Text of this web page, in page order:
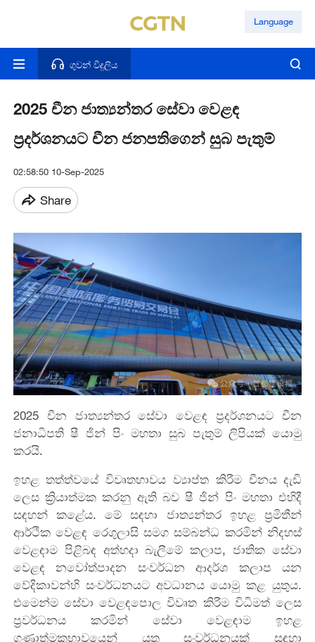
Language
ගුවන් විදුලිය
2025 චීන ජාත්‍යන්තර සේවා වෙළඳ
ප්‍රදර්ශනයට චීන ජනපති‍ගෙන් සුබ පැතුම්
02:58:50 10-Sep-2025
Share
2025 චීන ජාත්‍යන්තර සේවා වෙළඳ ප්‍රදර්ශනයට චීන
ජනාධිපති ෂී ජින් පිං මහතා සුබ පැතුම් ලිපියක් යොමු
කරයි.
ඉහළ තත්ත්වයේ විවෘතභාවය ව්‍යාප්ත කිරීම චීනය දැඩි
ලෙස ක්‍රියාත්මක කරනු ඇති බව ෂී ජින් පිං මහතා එහිදී
සඳහන් කළේය. මේ සඳහා ජාත්‍යන්තර ඉහළ ප්‍රමිතීන්
ආර්ථික වෙළඳ රෙගුලාසි සමග සම්බන්ධ කරමින් නිදහස්
වෙළඳාම පිළිබඳ අත්හදා බැලීමේ කලාප, ජාතික සේවා
වෙළඳ නවෝත්පාදන සංවර්ධන ආදර්ශ කලාප යන
වේදිකාවන්හි සංවර්ධනයට අවධානය යොමු කළ යුතුය.
එමෙන්ම සේවා වෙළඳපොල විවෘත කිරීම විධිමත් ලෙස
ප්‍රවර්ධනය කරමින් සේවා වෙළඳාම ඉහළ
ගුණාත්මකභාවයෙන් යුතු සංවර්ධනයක් සඳහා